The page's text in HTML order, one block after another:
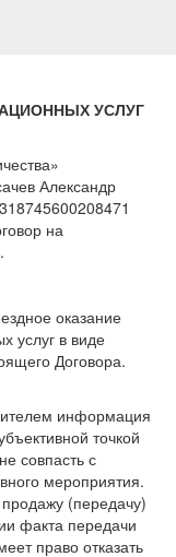
УСЛУГ
Александр
на
оказание
услуг в виде
Договора.
информация
точкой
совпасть с
мероприятия.
(передачу)
факта передачи
право отказать